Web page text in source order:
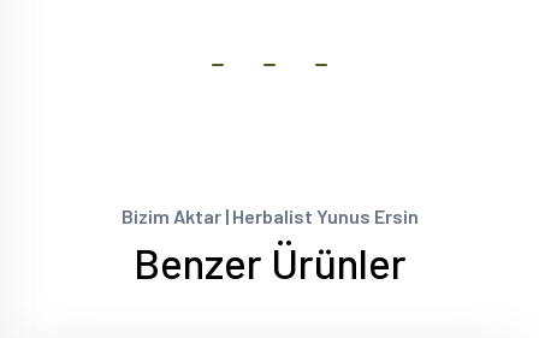
Bizim Aktar | Herbalist Yunus Ersin
Benzer Ürünler